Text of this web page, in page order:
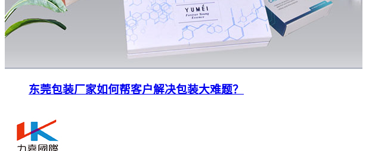
东莞包装厂家如何帮客户解决包装大难题？